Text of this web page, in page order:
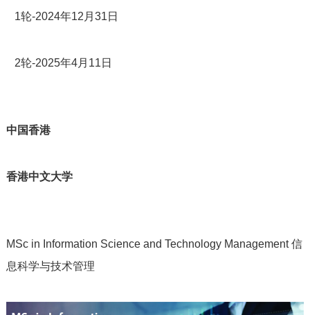
1轮-2024年12月31日
2轮-2025年4月11日
中国香港
香港中文大学
MSc in Information Science and Technology Management 信
息科学与技术管理